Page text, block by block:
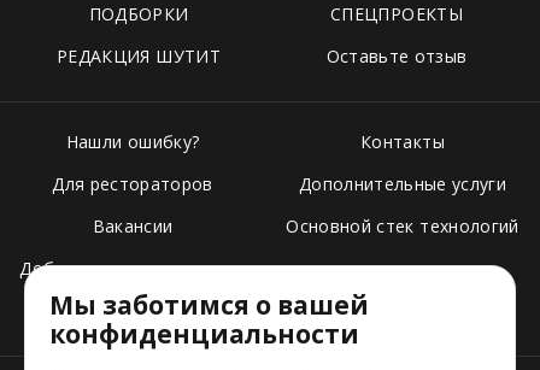
ПОДБОРКИ
СПЕЦПРОЕКТЫ
РЕДАКЦИЯ ШУТИТ
Оставьте отзыв
Нашли ошибку?
Для рестораторов
Вакансии
Добавить свое заведение
Тарифы
Контакты
Дополнительные услуги
Основной стек технологий
Мы заботимся о вашей
конфиденциальности